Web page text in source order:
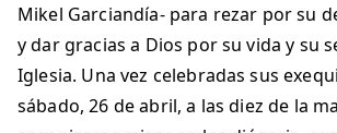
Mikel Garciandía- para rezar por su
y dar gracias a Dios por su vida y su
Iglesia. Una vez celebradas sus
sábado, 26 de abril, a las diez de la